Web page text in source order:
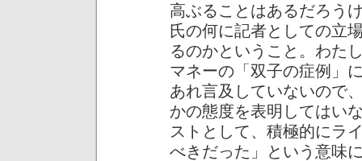
高ぶることはあるだろう
氏の何に記者としての立
るのかということ。わた
マネーの「双子の症例」
あれ言及していないので
かの態度を表明してはい
ストとして、積極的にラ
べきだった」という意味